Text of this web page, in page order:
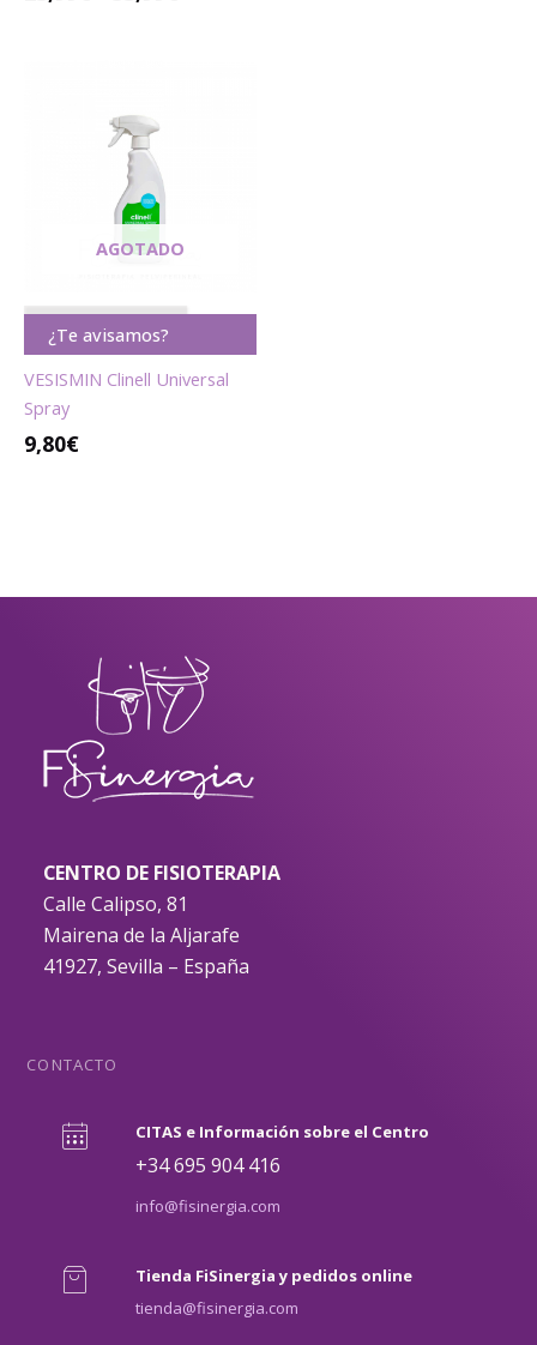
A G O T A D O
AGOTADO
¿Te avisamos?
VESISMIN Clinell Universal
Spray
9,80€
CENTRO DE FISIOTERAPIA
Calle Calipso, 81
Mairena de la Aljarafe
41927, Sevilla – España
CONTACTO
CITAS e Información sobre el Centro
+34 695 904 416
info@fisinergia.com
Tienda FiSinergia y pedidos online
tienda@fisinergia.com